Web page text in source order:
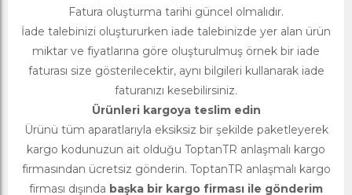
Fatura oluşturma tarihi güncel olmalıdır.
İade talebinizi oluştururken iade talebinizde yer alan ürün
miktar ve fiyatlarına göre oluşturulmuş örnek bir iade
faturası size gösterilecektir, aynı bilgileri kullanarak iade
faturanızı kesebilirsiniz.
Ürünleri kargoya teslim edin
Ürünü tüm aparatlarıyla eksiksiz bir şekilde paketleyerek
kargo kodunuzun ait olduğu ToptanTR anlaşmalı kargo
firmasından ücretsiz gönderin. ToptanTR anlaşmalı kargo
firması dışında başka bir kargo firması ile gönderim